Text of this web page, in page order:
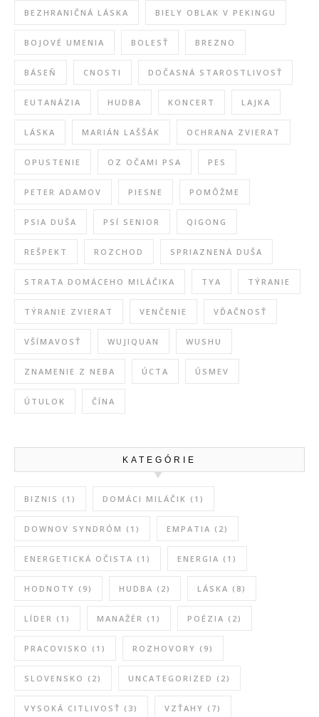
BEZHRANIČNÁ LÁSKA BIELY OBLAK V PEKINGU
BOJOVÉ UMENIA BOLESŤ BREZNO
BÁSEŇ CNOSTI DOČASNÁ STAROSTLIVOSŤ
EUTANÁZIA HUDBA KONCERT LAJKA
LÁSKA MARIÁN LAŠŠÁK OCHRANA ZVIERAT
OPUSTENIE OZ OČAMI PSA PES
PETER ADAMOV PIESNE POMÔŽME
PSIA DUŠA PSÍ SENIOR QIGONG
REŠPEKT ROZCHOD SPRIAZNENÁ DUŠA
STRATA DOMÁCEHO MILÁČIKA TYA TÝRANIE
TÝRANIE ZVIERAT VENČENIE VĎAČNOSŤ
VŠÍMAVOSŤ WUJIQUAN WUSHU
ZNAMENIE Z NEBA ÚCTA ÚSMEV
ÚTULOK ČÍNA
KATEGÓRIE
BIZNIS (1) DOMÁCI MILÁČIK (1)
DOWNOV SYNDRÓM (1) EMPATIA (2)
ENERGETICKÁ OČISTA (1) ENERGIA (1)
HODNOTY (9) HUDBA (2) LÁSKA (8)
LÍDER (1) MANAŽÉR (1) POÉZIA (2)
PRACOVISKO (1) ROZHOVORY (9)
SLOVENSKO (2) UNCATEGORIZED (2)
VYSOKÁ CITLIVOSŤ (3) VZŤAHY (7)